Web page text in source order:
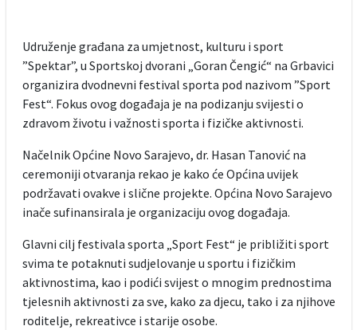
Udruženje građana za umjetnost, kulturu i sport
”Spektar”, u Sportskoj dvorani „Goran Čengić“ na Grbavici
organizira dvodnevni festival sporta pod nazivom ”Sport
Fest“. Fokus ovog događaja je na podizanju svijesti o
zdravom životu i važnosti sporta i fizičke aktivnosti.
Načelnik Općine Novo Sarajevo, dr. Hasan Tanović na
ceremoniji otvaranja rekao je kako će Općina uvijek
podržavati ovakve i slične projekte. Općina Novo Sarajevo
inače sufinansirala je organizaciju ovog događaja.
Glavni cilj festivala sporta „Sport Fest“ je približiti sport
svima te potaknuti sudjelovanje u sportu i fizičkim
aktivnostima, kao i podići svijest o mnogim prednostima
tjelesnih aktivnosti za sve, kako za djecu, tako i za njihove
roditelje, rekreativce i starije osobe.